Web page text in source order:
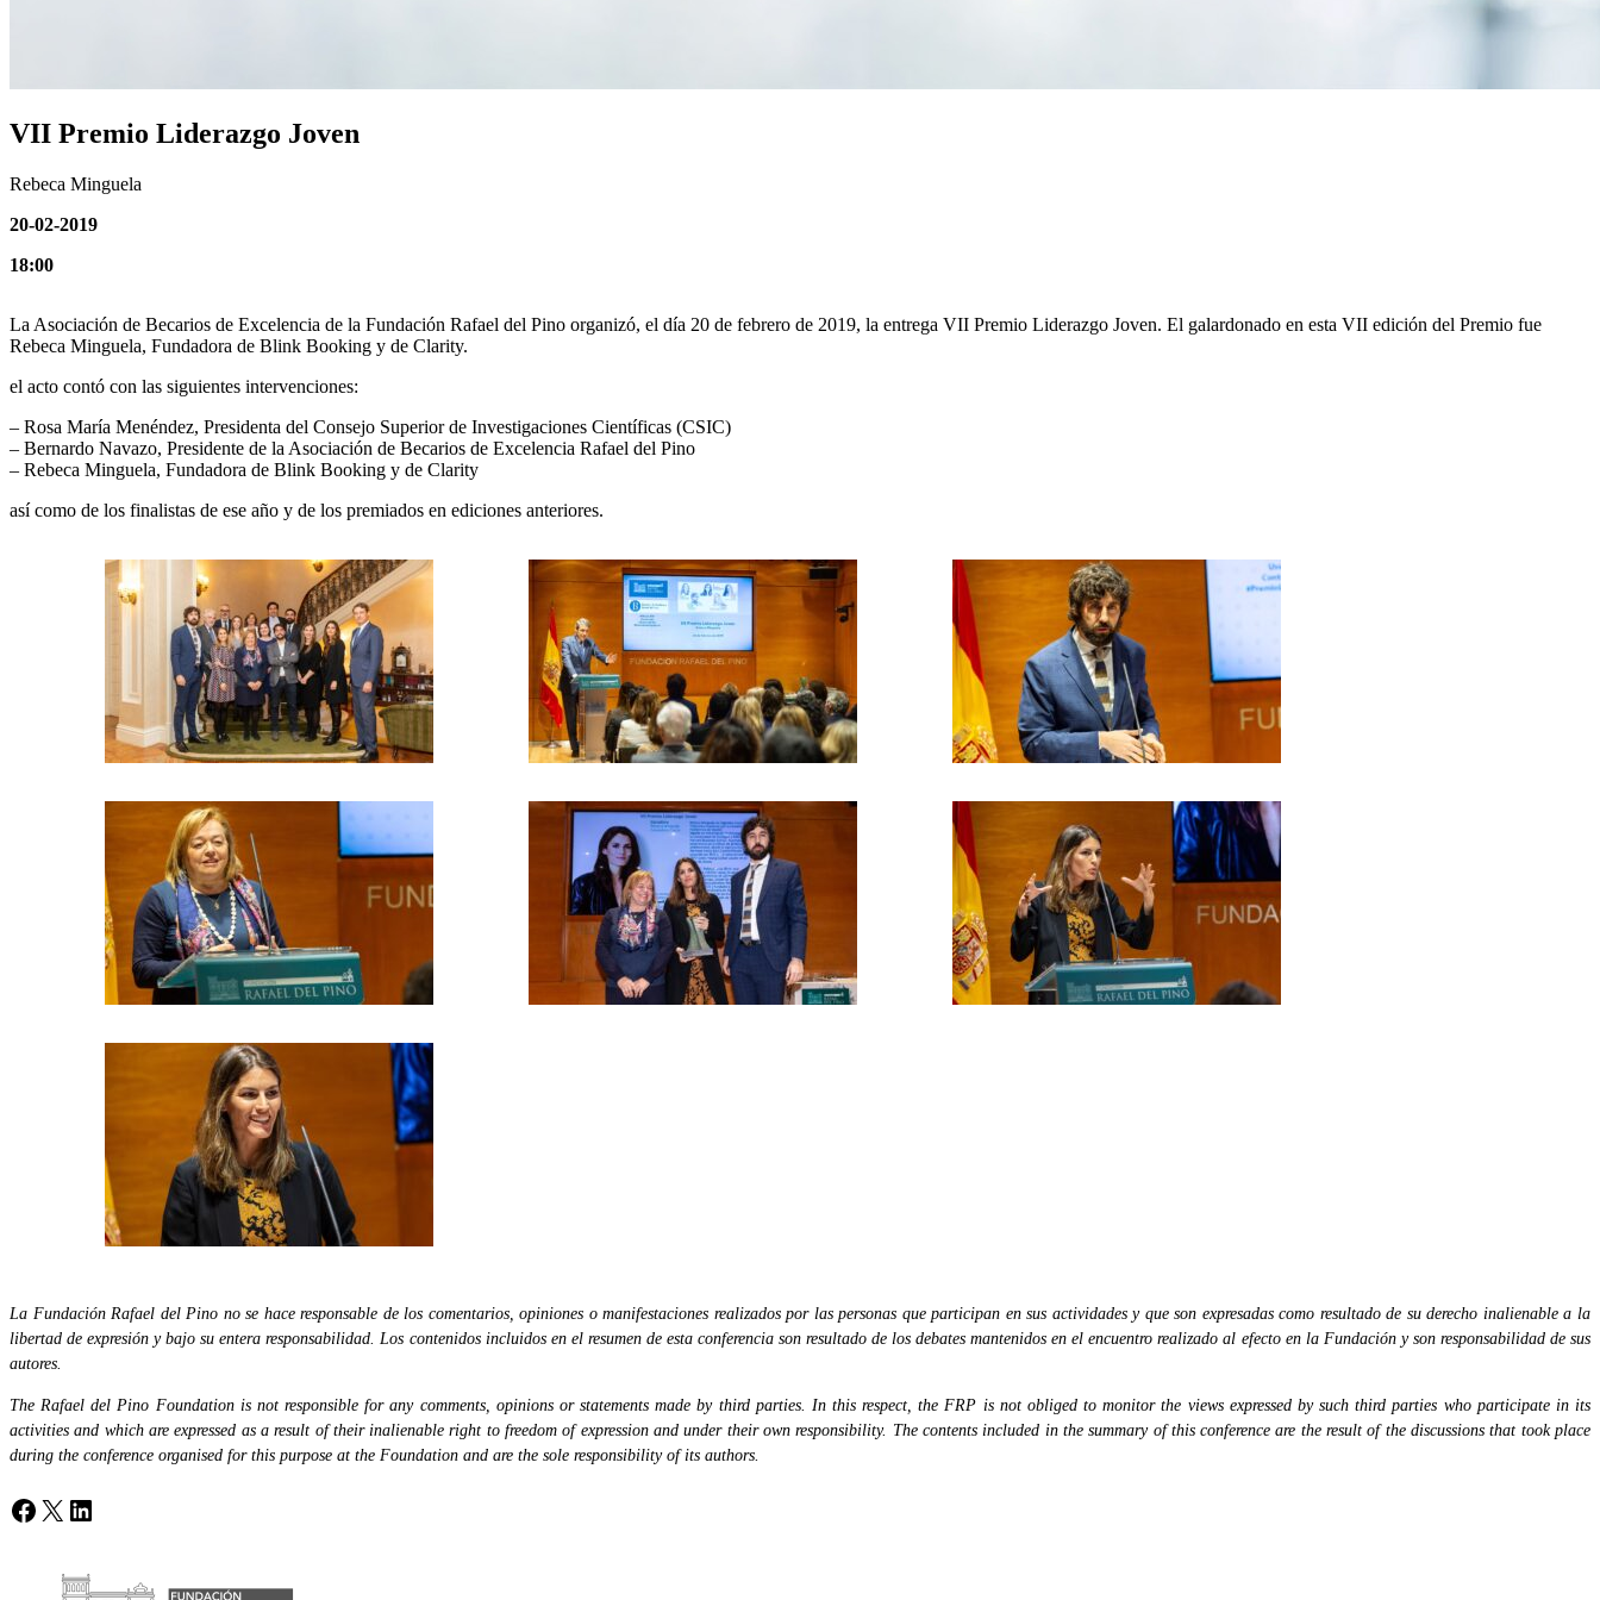
VII Premio Liderazgo Joven
Rebeca Minguela
20-02-2019
18:00
La Asociación de Becarios de Excelencia de la Fundación Rafael del Pino organizó, el día 20 de febrero de 2019, la entrega VII Premio Liderazgo Joven. El galardonado en esta VII edición del Premio fue
Rebeca Minguela, Fundadora de Blink Booking y de Clarity.
el acto contó con las siguientes intervenciones:
– Rosa María Menéndez, Presidenta del Consejo Superior de Investigaciones Científicas (CSIC)
– Bernardo Navazo, Presidente de la Asociación de Becarios de Excelencia Rafael del Pino
– Rebeca Minguela, Fundadora de Blink Booking y de Clarity
así como de los finalistas de ese año y de los premiados en ediciones anteriores.
La Fundación Rafael del Pino no se hace responsable de los comentarios, opiniones o manifestaciones realizados por las personas que participan en sus actividades y que son expresadas como resultado de su derecho inalienable a la
libertad de expresión y bajo su entera responsabilidad. Los contenidos incluidos en el resumen de esta conferencia son resultado de los debates mantenidos en el encuentro realizado al efecto en la Fundación y son responsabilidad de sus
autores.
The Rafael del Pino Foundation is not responsible for any comments, opinions or statements made by third parties. In this respect, the FRP is not obliged to monitor the views expressed by such third parties who participate in its
activities and which are expressed as a result of their inalienable right to freedom of expression and under their own responsibility. The contents included in the summary of this conference are the result of the discussions that took place
during the conference organised for this purpose at the Foundation and are the sole responsibility of its authors.
Facebook
X LinkedIn